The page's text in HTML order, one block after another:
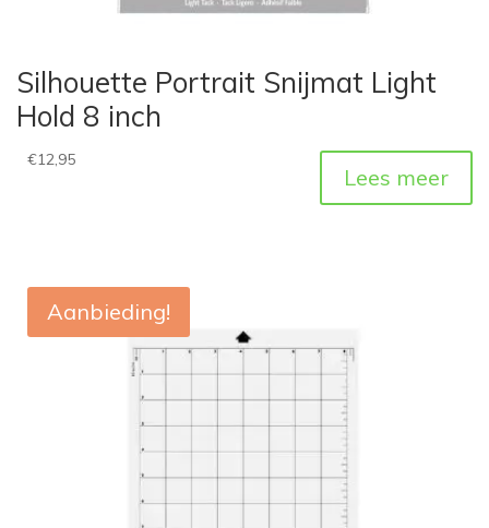
Silhouette Portrait Snijmat Light
Hold 8 inch
€12,95
Lees meer
Aanbieding!